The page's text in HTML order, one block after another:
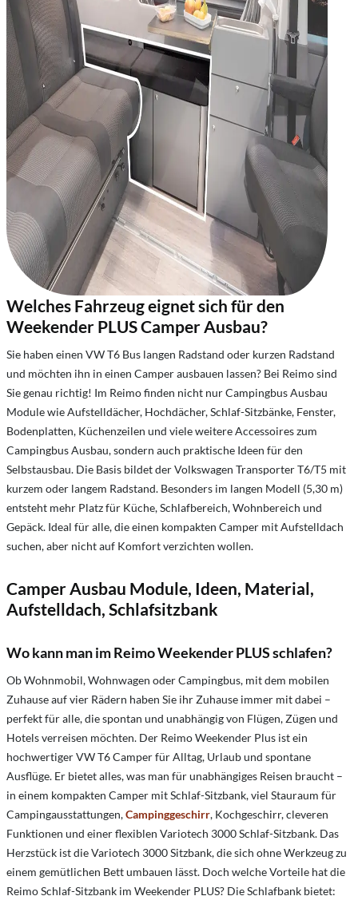
Welches Fahrzeug eignet sich für den
Weekender PLUS Camper Ausbau?
Sie haben einen VW T6 Bus langen Radstand oder kurzen Radstand
und möchten ihn in einen Camper ausbauen lassen? Bei Reimo sind
Sie genau richtig! Im Reimo finden nicht nur Campingbus Ausbau
Module wie Aufstelldächer, Hochdächer, Schlaf-Sitzbänke, Fenster,
Bodenplatten, Küchenzeilen und viele weitere Accessoires zum
Campingbus Ausbau, sondern auch praktische Ideen für den
Selbstausbau. Die Basis bildet der Volkswagen Transporter T6/T5 mit
kurzem oder langem Radstand. Besonders im langen Modell (5,30 m)
entsteht mehr Platz für Küche, Schlafbereich, Wohnbereich und
Gepäck. Ideal für alle, die einen kompakten Camper mit Aufstelldach
suchen, aber nicht auf Komfort verzichten wollen.
Camper Ausbau Module, Ideen, Material,
Aufstelldach, Schlafsitzbank
Wo kann man im Reimo Weekender PLUS schlafen?
Ob Wohnmobil, Wohnwagen oder Campingbus, mit dem mobilen
Zuhause auf vier Rädern haben Sie ihr Zuhause immer mit dabei –
perfekt für alle, die spontan und unabhängig von Flügen, Zügen und
Hotels verreisen möchten. Der Reimo Weekender Plus ist ein
hochwertiger VW T6 Camper für Alltag, Urlaub und spontane
Ausflüge. Er bietet alles, was man für unabhängiges Reisen braucht –
in einem kompakten Camper mit Schlaf-Sitzbank, viel Stauraum für
Campingausstattungen,Campinggeschirr, Kochgeschirr, cleveren
Funktionen und einer flexiblen Variotech 3000 Schlaf-Sitzbank. Das
Herzstück ist die Variotech 3000 Sitzbank, die sich ohne Werkzeug zu
einem gemütlichen Bett umbauen lässt. Doch welche Vorteile hat die
Reimo Schlaf-Sitzbank im Weekender PLUS? Die Schlafbank bietet: